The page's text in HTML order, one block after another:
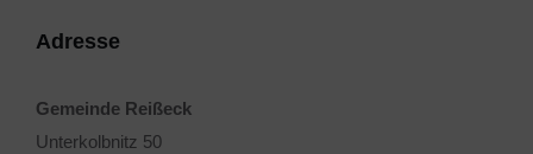
Adresse
Gemeinde Reißeck
Unterkolbnitz 50